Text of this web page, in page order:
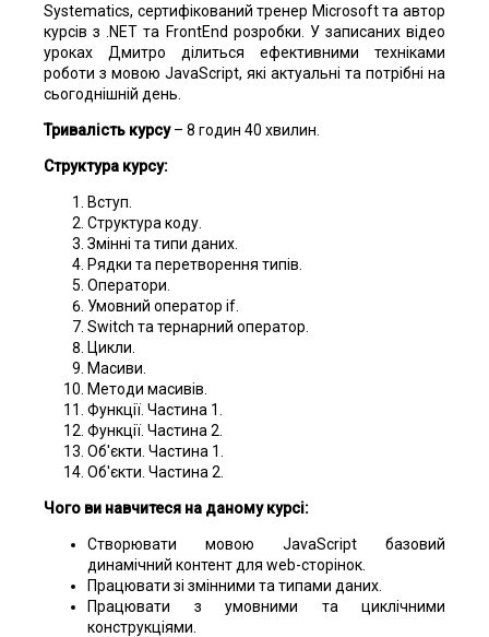
Systematics, сертифікований тренер Microsoft та автор
курсів з .NET та FrontEnd розробки. У записаних відео
уроках Дмитро ділиться ефективними техніками
роботи з мовою JavaScript, які актуальні та потрібні на
сьогоднішній день.
Тривалість курсу– 8 годин 40 хвилин.
Структура курсу:
Вступ.
Структура коду.
Змінні та типи даних.
Рядки та перетворення типів.
Оператори.
Умовний оператор if.
Switch та тернарний оператор.
Цикли.
Масиви.
Методи масивів.
Функції. Частина 1.
Функції. Частина 2.
Об'єкти. Частина 1.
Об'єкти. Частина 2.
Чого ви навчитеся на даному курсі:
Створювати мовою JavaScript базовий
динамічний контент для web-сторінок.
Працювати зі змінними та типами даних.
Працювати з умовними та циклічними
конструкціями.